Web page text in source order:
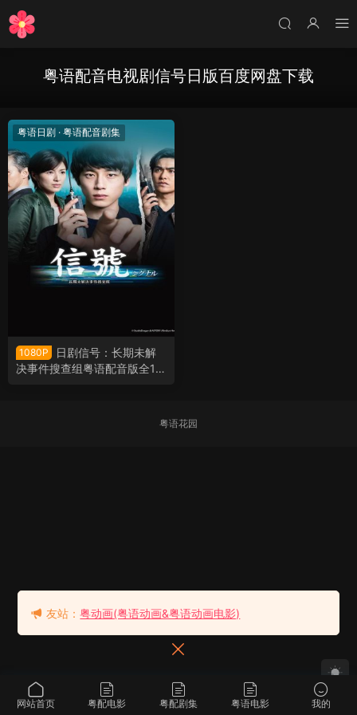
粤语配音电视剧信号日版百度网盘下载
粤语日剧 · 粤语配音剧集
1080P
日剧信号：长期未解
决事件搜查组粤语配音版全10
粤语花园
网站首页 粤配电影 粤配剧集 粤语电影 我的
友站：粤动画(粤语动画&粤语动画电影)